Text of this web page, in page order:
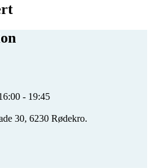
- 19:45
30, 6230 Rødekro.